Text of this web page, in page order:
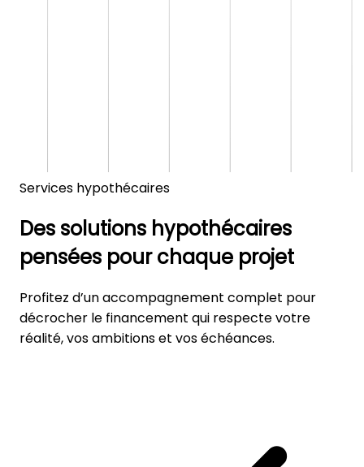
Services hypothécaires
Des solutions hypothécaires
pensées pour chaque projet
Profitez d’un accompagnement complet pour
décrocher le financement qui respecte votre
réalité, vos ambitions et vos échéances.